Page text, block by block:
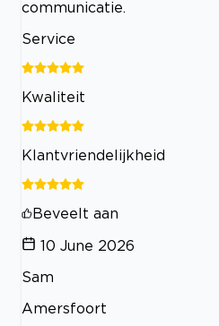
communicatie.
Service
Kwaliteit
Klantvriendelijkheid
Beveelt aan
10 June 2026
Sam
Amersfoort